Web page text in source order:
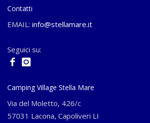
Contatti
EMAIL: info@stellamare.it
Seguici su:
Camping Village Stella Mare
Via del Moletto, 426/c
57031 Lacona, Capoliveri LI